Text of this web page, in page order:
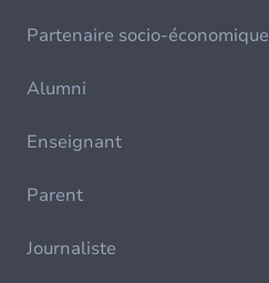
Partenaire socio-économique
Alumni
Enseignant
Parent
Journaliste